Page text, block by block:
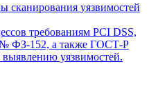
сканирования уязвимостей
требованиям PCI DSS,
ФЗ-152, а также ГОСТ-Р
уязвимостей.